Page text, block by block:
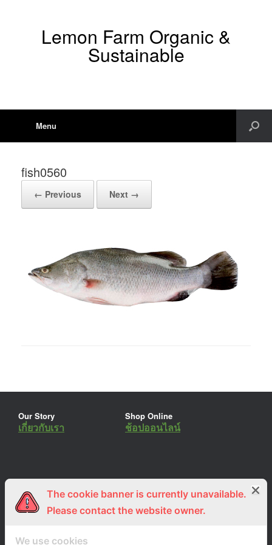
Lemon Farm Organic &
Sustainable
Menu
fish0560
← Previous Next →
Our Story
เกี่ยวกับเรา
Shop Online
ช้อปออนไลน์
ร่วมงานกับเรา
สมัครงาน
Lemon Farm Cafe
ร้านอาหารอินทรีย์
The cookie banner is currently unavailable.
Please contact the website owner.
We use cookies